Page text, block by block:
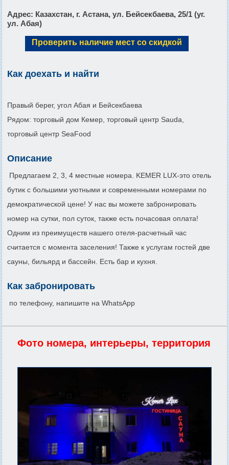
Адрес: Казахстан, г. Астана, ул. Бейсекбаева, 25/1 (уг.
ул. Абая)
Проверить наличие мест со скидкой
Как доехать и найти
Правый берег, угол Абая и Бейсекбаева
Рядом: торговый дом Кемер, торговый центр Sauda,
торговый центр SeaFood
Описание
Предлагаем 2, 3, 4 местные номера. KEMER LUX-это отель
бутик с большими уютными и современными номерами по
демократической цене! У нас вы можете забронировать
номер на сутки, пол суток, также есть почасовая оплата!
Одним из преимуществ нашего отеля-расчетный час
считается с момента заселения! Также к услугам гостей две
сауны, бильярд и бассейн. Есть бар и кухня.
Как забронировать
по телефону, напишите на WhatsApp
Фото номера, интерьеры, территория